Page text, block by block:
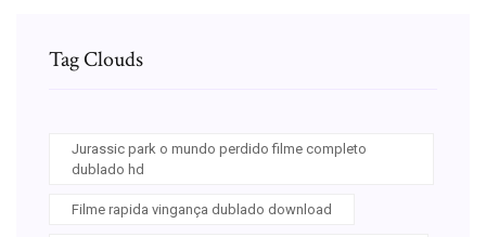
Tag Clouds
Jurassic park o mundo perdido filme completo
dublado hd
Filme rapida vingança dublado download